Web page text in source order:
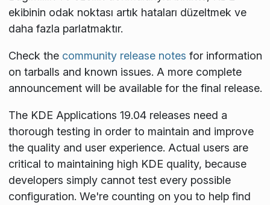
ekibinin odak noktası artık hataları düzeltmek ve
daha fazla parlatmaktır.
Check the community release notes for information
on tarballs and known issues. A more complete
announcement will be available for the final release.
The KDE Applications 19.04 releases need a
thorough testing in order to maintain and improve
the quality and user experience. Actual users are
critical to maintaining high KDE quality, because
developers simply cannot test every possible
configuration. We're counting on you to help find